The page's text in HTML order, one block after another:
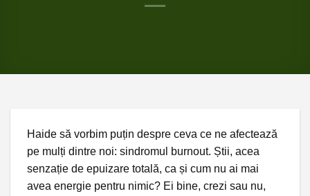
Haide să vorbim puțin despre ceva ce ne afectează
pe mulți dintre noi: sindromul burnout. Știi, acea
senzație de epuizare totală, ca și cum nu ai mai
avea energie pentru nimic? Ei bine, crezi sau nu,